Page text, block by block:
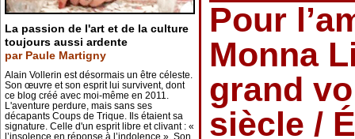
La passion de l'art et de la culture
toujours aussi ardente
par Paule Martigny
Alain Vollerin est désormais un être céleste.
Son œuvre et son esprit lui survivent, dont
ce blog créé avec moi-même en 2011.
L'aventure perdure, mais sans ses
décapants Coups de Trique. Ils étaient sa
signature. Celle d'un esprit libre et clivant : «
l’insolence en réponse à l’indolence ». Son
Pour
Monna
grand
siècle /